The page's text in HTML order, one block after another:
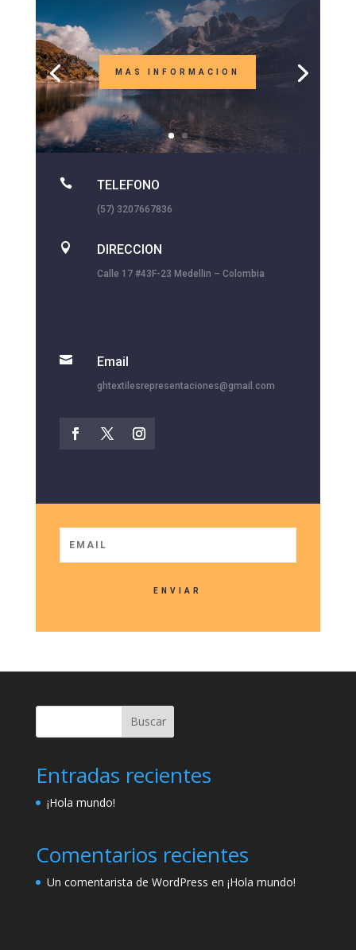
MAS INFORMACION
 TELEFONO
(57) 3207667836
 DIRECCION
Calle 17 #43F-23 Medellin – Colombia
 Email
ghtextilesrepresentaciones@gmail.com
ENVIAR
Buscar
Entradas recientes
¡Hola mundo!
Comentarios recientes
Un comentarista de WordPress en ¡Hola mundo!